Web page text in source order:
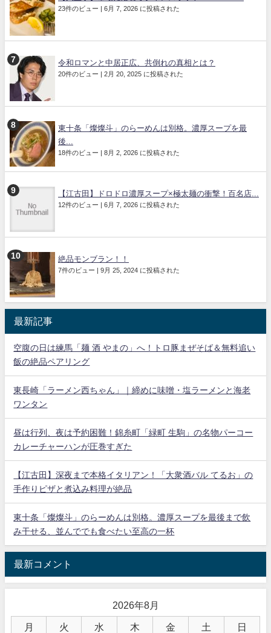
23件のビュー | 6月 7, 2026 に投稿された
令和ロマンと中居正広、共倒れの真相とは？
20件のビュー | 2月 20, 2025 に投稿された
東十条「燦燦斗」のらーめんは別格。濃厚スープを最
後...
18件のビュー | 8月 2, 2026 に投稿された
【江古田】ドロドロ濃厚スープ×極太麺の衝撃！百名店...
12件のビュー | 6月 7, 2026 に投稿された
絶品モンブラン！！
7件のビュー | 9月 25, 2024 に投稿された
最新記事
空腹の日は練馬「麺 酒 やまの」へ！トロ豚まぜそば＆無料追い
飯の絶品ペアリング
東長崎「ラーメン西ちゃん」｜締めに味噌・塩ラーメンと海老
ワンタン
昼は行列、夜は予約困難！錦糸町「緑町 生駒」の名物パーコー
カレーチャーハンが圧巻すぎた
【江古田】深夜まで本格イタリアン！「大衆酒バル てるお」の
手作りピザと煮込み料理が絶品
東十条「燦燦斗」のらーめんは別格。濃厚スープを最後まで飲
み干せる、並んででも食べたい至高の一杯
最新コメント
2026年8月
月 火 水 木 金 土 日